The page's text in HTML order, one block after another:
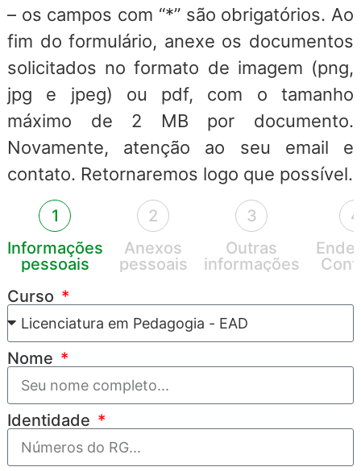
– os campos com “*” são obrigatórios. Ao
fim do formulário, anexe os documentos
solicitados no formato de imagem (png,
jpg e jpeg) ou pdf, com o tamanho
máximo de 2 MB por documento.
Novamente, atenção ao seu email e
contato. Retornaremos logo que possível.
1
Informações
pessoais
2
Anexos
pessoais
3
Outras
informações
4
Curso
Nome
Identidade